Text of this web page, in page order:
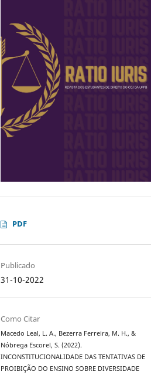
PDF
Publicado
31-10-2022
Como Citar
Macedo Leal, L. A., Bezerra Ferreira, M. H., &
Nóbrega Escorel, S. (2022).
INCONSTITUCIONALIDADE DAS TENTATIVAS DE
PROIBIÇÃO DO ENSINO SOBRE DIVERSIDADE